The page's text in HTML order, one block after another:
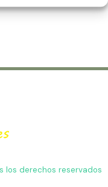
los derechos reservados